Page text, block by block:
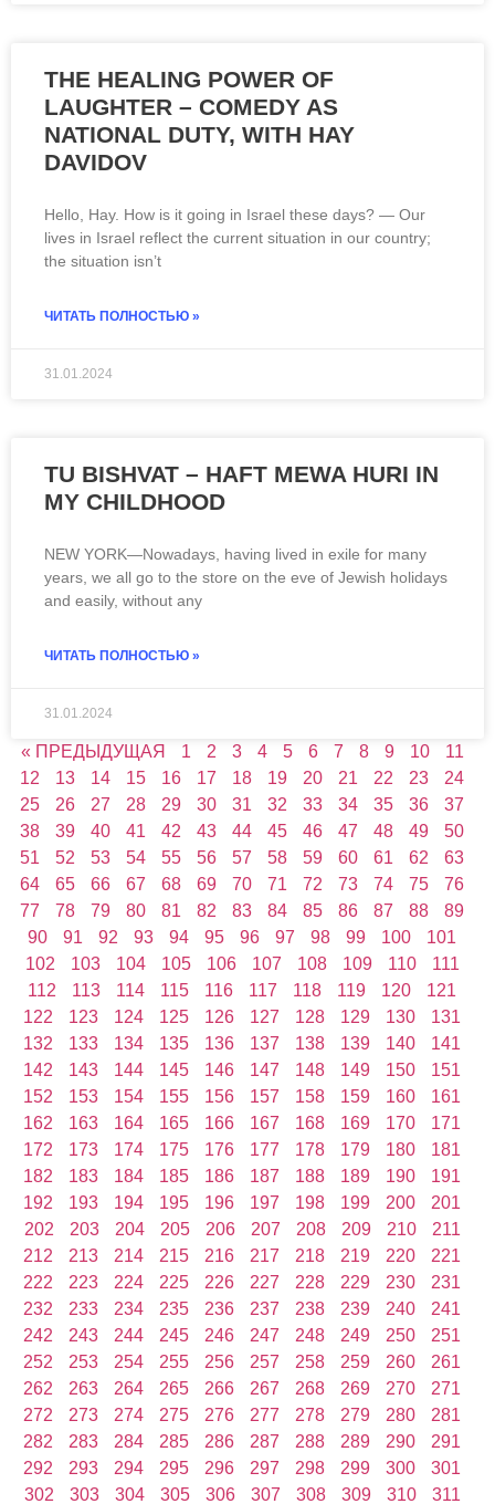
THE HEALING POWER OF
LAUGHTER – COMEDY AS
NATIONAL DUTY, WITH HAY
DAVIDOV
Hello, Hay. How is it going in Israel these days? — Our
lives in Israel reflect the current situation in our country;
the situation isn’t
ЧИТАТЬ ПОЛНОСТЬЮ »
31.01.2024
TU BISHVAT – HAFT MEWA HURI IN
MY CHILDHOOD
NEW YORK—Nowadays, having lived in exile for many
years, we all go to the store on the eve of Jewish holidays
and easily, without any
ЧИТАТЬ ПОЛНОСТЬЮ »
31.01.2024
« ПРЕДЫДУЩАЯ 1 2 3 4 5 6 7 8 9 10
11
12
13 14 15 16 17 18 19 20 21 22 23
24
25
26 27 28 29 30 31 32 33 34 35 36
37
38
39 40 41 42 43 44 45 46 47 48 49
50
51
52 53 54 55 56 57 58 59 60 61 62
63
64
65 66 67 68 69 70 71 72 73 74 75
76
77
78 79 80 81 82 83 84 85 86 87 88
89
90
91 92 93 94 95 96 97 98 99 100
101
102
103 104 105 106 107 108 109 110
111
112
113 114 115 116 117 118 119 120
121
122
123 124 125 126 127 128 129 130
131
132
133 134 135 136 137 138 139 140
141
142
143 144 145 146 147 148 149 150
151
152
153 154 155 156 157 158 159 160
161
162
163 164 165 166 167 168 169 170
171
172
173 174 175 176 177 178 179 180
181
182
183 184 185 186 187 188 189 190
191
192
193 194 195 196 197 198 199 200
201
202
203 204 205 206 207 208 209 210
211
212
213 214 215 216 217 218 219 220
221
222
223 224 225 226 227 228 229 230
231
232
233 234 235 236 237 238 239 240
241
242
243 244 245 246 247 248 249 250
251
252
253 254 255 256 257 258 259 260
261
262
263 264 265 266 267 268 269 270
271
272
273 274 275 276 277 278 279 280
281
282
283 284 285 286 287 288 289 290
291
292
293 294 295 296 297 298 299 300
301
302
303 304 305 306 307 308 309 310 311